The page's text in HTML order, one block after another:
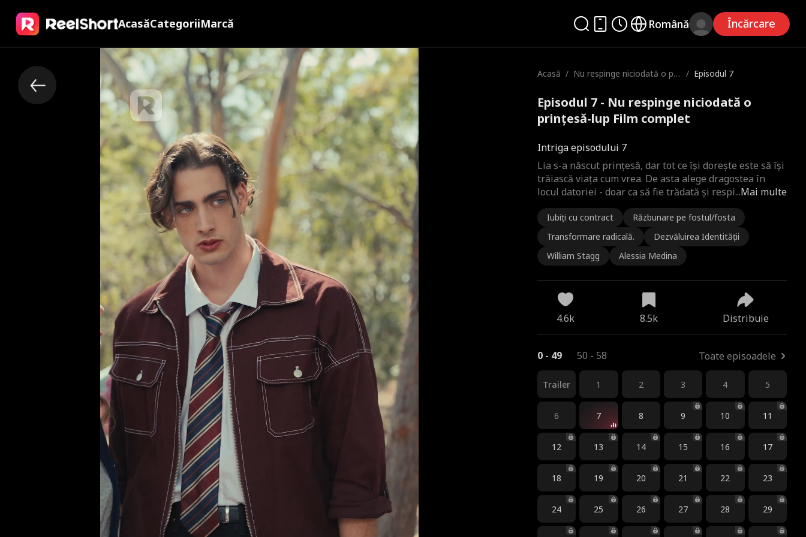
AcasăCategoriiMarcă Română Încărcare
Acasă / Nu respinge niciodată o pri
/ Episodul 7
Episodul 7 - Nu respinge niciodată o
prințesă-lup Film complet
Intriga episodului 7
Mai multe
Lia s-a născut prințesă, dar tot ce își dorește este să își
trăiască viața cum vrea. De asta alege dragostea în
locul datoriei - doar ca să fie trădată și respi...
Iubiți cu contract
Răzbunare pe fostul/fosta
Transformare radicală.
Dezvăluirea Identității
William Stagg
Alessia Medina
4.6k 8.5k Distribuie
0 - 49 50 - 58 Toate episoadele
Trailer 1 2 3 4 5
6 7 8 9 10 11
12 13 14 15 16 17
18 19 20 21 22 23
24 25 26 27 28 29